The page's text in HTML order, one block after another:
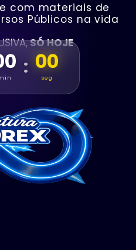
com materiais de
Públicos na vida
SÓ HOJE
: 00
seg